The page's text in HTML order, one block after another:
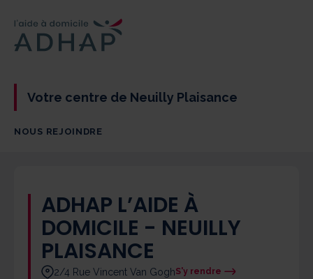
Votre centre de Neuilly Plaisance
NOUS REJOINDRE
ADHAP L’AIDE À
DOMICILE - NEUILLY
PLAISANCE
2/4 Rue Vincent Van GoghS'y rendre